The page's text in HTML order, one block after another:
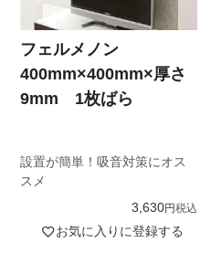
設置が簡単！吸音対策にオス
スメ
フェルメノン
400mm×400mm×厚さ
9mm 1枚ばら
3,630 税込
お気に入りに登録する